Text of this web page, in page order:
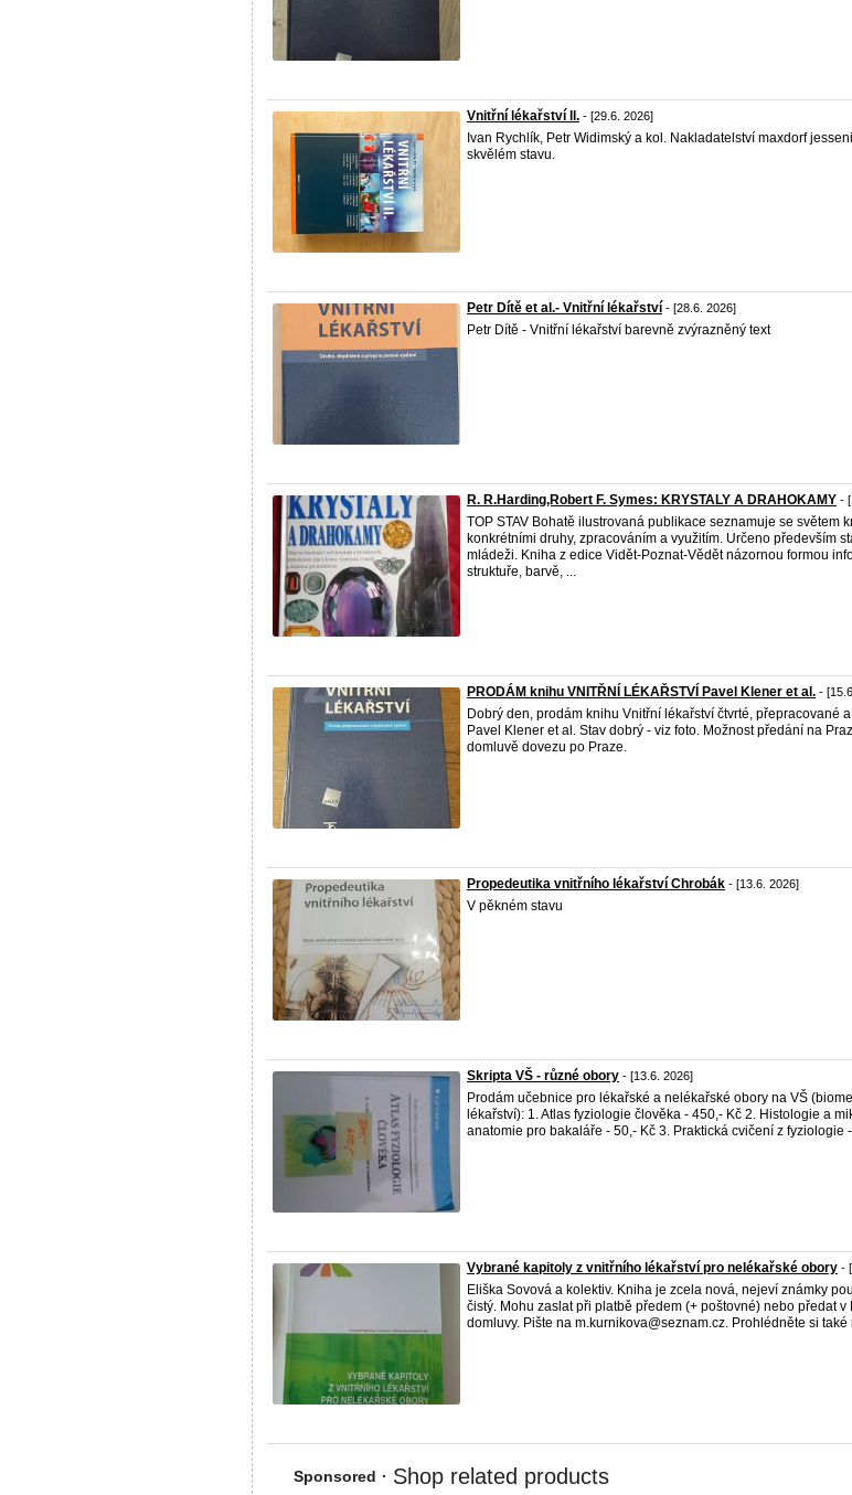
Vnitřní lékařství ll. - [29.6. 2026]
Ivan Rychlík, Petr Widimský a kol. Nakladatelství maxdorf
skvělém stavu.
Petr Dítě et al.- Vnitřní lékařství - [28.6. 2026]
Petr Dítě - Vnitřní lékařství barevně zvýrazněný text
R. R.Harding,Robert F. Symes: KRYSTALY A DRAHOKAMY -
TOP STAV Bohatě ilustrovaná publikace seznamuje se světem
konkrétními druhy, zpracováním a využitím. Určeno především
mládeži. Kniha z edice Vidět-Poznat-Vědět názornou formou
struktuře, barvě, ...
PRODÁM knihu VNITŘNÍ LÉKAŘSTVÍ Pavel Klener et al. -
Dobrý den, prodám knihu Vnitřní lékařství čtvrté, přepracované
Pavel Klener et al. Stav dobrý - viz foto. Možnost předání na
domluvě dovezu po Praze.
Propedeutika vnitřního lékařství Chrobák - [13.6. 2026]
V pěkném stavu
Skripta VŠ - různé obory - [13.6. 2026]
Prodám učebnice pro lékařské a nelékařské obory na VŠ
lékařství): 1. Atlas fyziologie člověka - 450,- Kč 2. Histologie a
anatomie pro bakaláře - 50,- Kč 3. Praktická cvičení z fyziologie
Vybrané kapitoly z vnitřního lékařství pro nelékařské obory -
Eliška Sovová a kolektiv. Kniha je zcela nová, nejeví známky
čistý. Mohu zaslat při platbě předem (+ poštovné) nebo předat v
domluvy. Pište na m.kurnikova@seznam.cz. Prohlédněte si